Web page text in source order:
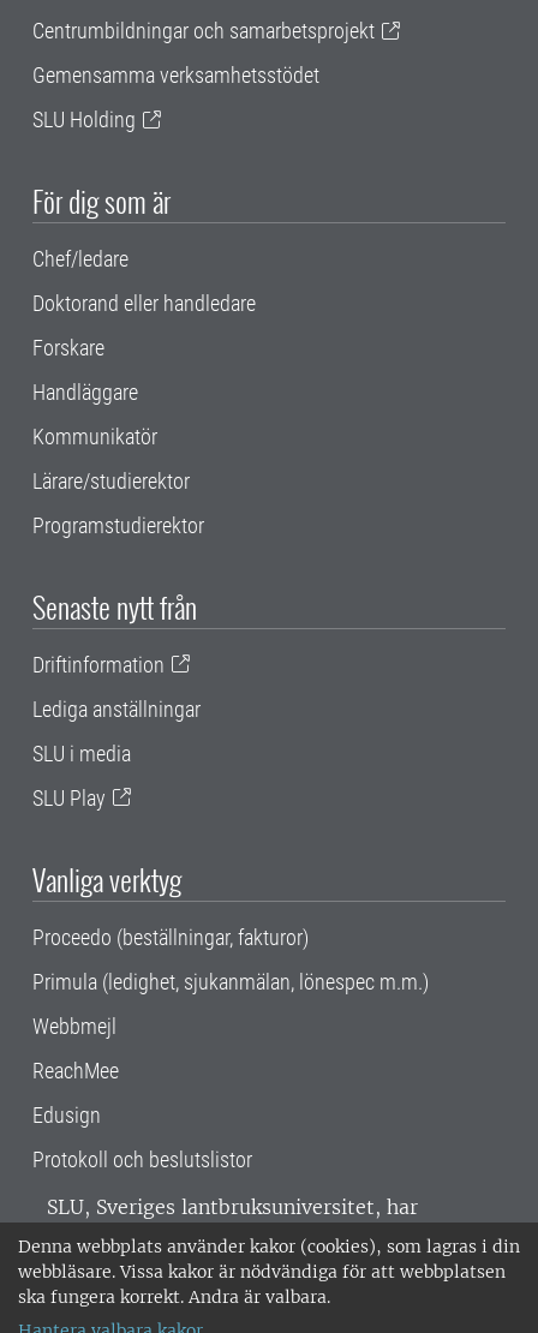
Denna webbplats använder kakor (cookies), som lagras i din
webbläsare. Vissa kakor är nödvändiga för att webbplatsen
ska fungera korrekt. Andra är valbara.
Centrumbildningar och samarbetsprojekt
Gemensamma verksamhetsstödet
SLU Holding
För dig som är
Chef/ledare
Doktorand eller handledare
Forskare
Handläggare
Kommunikatör
Lärare/studierektor
Programstudierektor
Senaste nytt från
Driftinformation
Lediga anställningar
SLU i media
SLU Play
Vanliga verktyg
Proceedo (beställningar, fakturor)
Primula (ledighet, sjukanmälan, lönespec m.m.)
Webbmejl
ReachMee
Edusign
Protokoll och beslutslistor
SLU, Sveriges lantbruksuniversitet, har
verksamhet över hela Sverige. Huvudorter är
Alnarp, Uppsala och Umeå.SLU är
miljöcertifierat enligt ISO 14001. •
018-67 10 00 • Org nr: 202100-2817 •